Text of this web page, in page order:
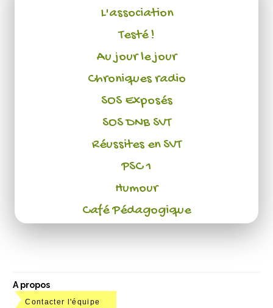
L'association
Testé !
Au jour le jour
Chroniques radio
SOS Exposés
SOS DNB SVT
Réussites en SVT
PSC 1
Humour
Café Pédagogique
A propos
Contacter l'équipe